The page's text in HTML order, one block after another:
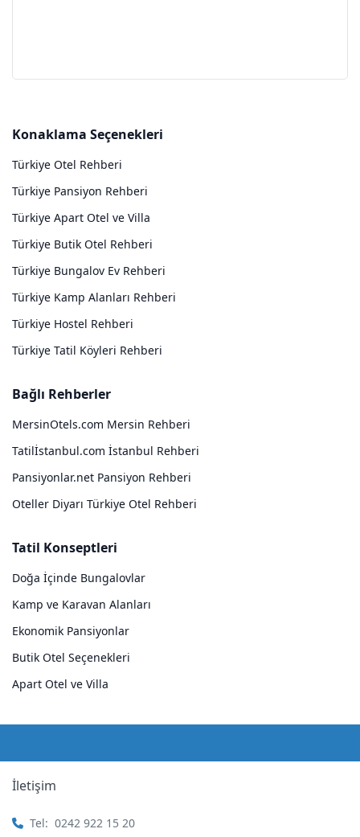
Konaklama Seçenekleri
Türkiye Otel Rehberi
Türkiye Pansiyon Rehberi
Türkiye Apart Otel ve Villa
Türkiye Butik Otel Rehberi
Türkiye Bungalov Ev Rehberi
Türkiye Kamp Alanları Rehberi
Türkiye Hostel Rehberi
Türkiye Tatil Köyleri Rehberi
Bağlı Rehberler
MersinOtels.com Mersin Rehberi
Tatilİstanbul.com İstanbul Rehberi
Pansiyonlar.net Pansiyon Rehberi
Oteller Diyarı Türkiye Otel Rehberi
Tatil Konseptleri
Doğa İçinde Bungalovlar
Kamp ve Karavan Alanları
Ekonomik Pansiyonlar
Butik Otel Seçenekleri
Apart Otel ve Villa
İletişim
Tel: 0242 922 15 20